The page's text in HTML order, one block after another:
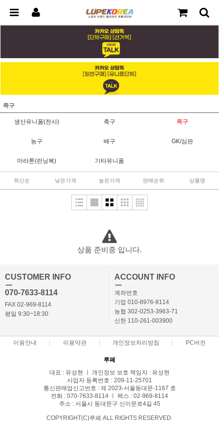
족구
생산유니폼(전사) 축구 족구
농구 배구 GK/심판
마라톤(런닝복) 기타유니폼
최신순 낮은가격 높은가격 판매순위 상품명
상품 준비중 입니다.
CUSTOMER INFO
ㅡ
070-7633-8114
FAX 02-969-8114
평일 9:30~18:30
ACCOUNT INFO
ㅡ
계좌번호
기업 010-8976-8114
농협 302-0253-3963-71
신한 110-261-003900
이용안내 이용약관 개인정보처리방침 PC버전
루페
대표 : 유성현 ㅣ 개인정보 보호 책임자 : 유성현
사업자 등록번호 : 209-11-25701
통신판매업신고번호 : 제 2023-서울동대문-1167 호
전화 : 070-7633-8114 ㅣ 팩스 : 02-969-8114
주소 : 서울시 동대문구 신이문로4길 45
COPYRIGHT(C)루페 ALL RIGHTS RESERVED.